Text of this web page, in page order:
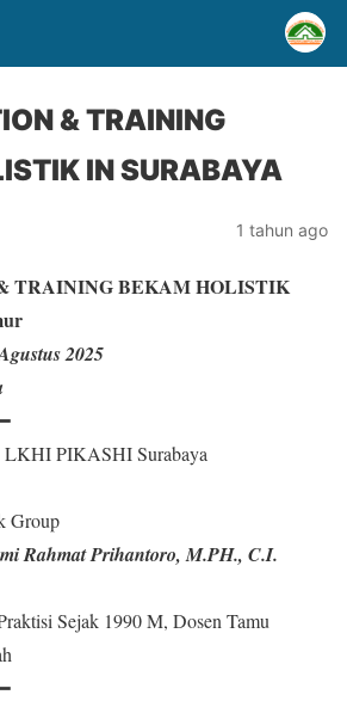
& TRAINING
IN SURABAYA
1 tahun ago
TRAINING BEKAM HOLISTIK
2025
LKHI PIKASHI Surabaya
Group
Rahmat Prihantoro, M.PH., C.I.
Sejak 1990 M, Dosen Tamu